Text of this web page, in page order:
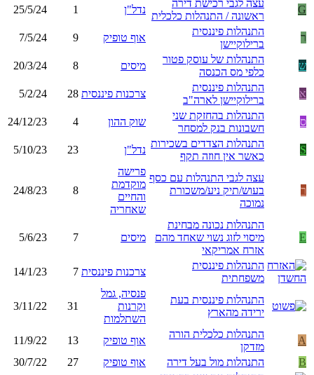
G
עצה לגבי רכישת דירה
ראשונה / התנהלות כלכלית
נדל"ן 1
25/5/24
ר
התנהלות פיננסית
ברילוקיישן
אוף טופיק 9
7/5/24
ש
התנהלות של עוסק פטור
כלפי מס הכנסה
מיסים 8
20/3/24
א
התנהלות פיננסית
ברילוקיישן לארה"ב
צרכנות פיננסית 28
5/2/24
ס
התנהלות בהחזקת שני
חשבונות בנק למסחר
שוק ההון 4
24/12/23
S
התנהלות הצדדים בשכירות
כאשר אין חוזה תקף
נדל"ן 23
5/10/23
ר
עצה לגבי התנהלות עם כסף
בעוש/תיק ניע/משכורת
נמוכה
פרישה
מוקדמת
והחיים
שאחריה
8
24/8/23
E
התנהלות נכונה מבחינת
מיסוי לזוג נשוי שאחד מהם
אזרח אמריקאי
מיסים 7
5/6/23
התנהלות פיננסית
משפחתית
צרכנות פיננסית 7
14/1/23
התנהלות פיננסית בעת
ירידה מהארץ
פנסיה, גמל
וקרנות
השתלמות
31
3/11/22
A
התנהלות כלכלית הורה
מזדקן
אוף טופיק 13
11/9/22
B
התנהלות מול בעל דירה אוף טופיק 27
30/7/22